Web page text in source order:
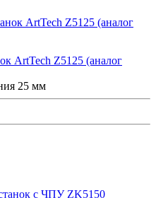
ArtTech Z5125 (аналог
25 мм